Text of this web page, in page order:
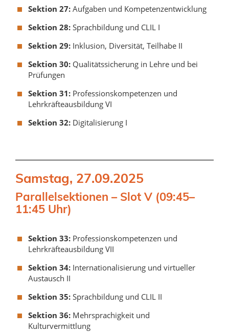
Sektion 27: Aufgaben und Kompetenzentwicklung
Sektion 28: Sprachbildung und CLIL I
Sektion 29: Inklusion, Diversität, Teilhabe II
Sektion 30: Qualitätssicherung in Lehre und bei
Prüfungen
Sektion 31: Professionskompetenzen und
Lehrkräfteausbildung VI
Sektion 32: Digitalisierung I
Samstag, 27.09.2025
Parallelsektionen – Slot V (09:45–
11:45 Uhr)
Sektion 33: Professionskompetenzen und
Lehrkräfteausbildung VII
Sektion 34: Internationalisierung und virtueller
Austausch II
Sektion 35: Sprachbildung und CLIL II
Sektion 36: Mehrsprachigkeit und
Kulturvermittlung